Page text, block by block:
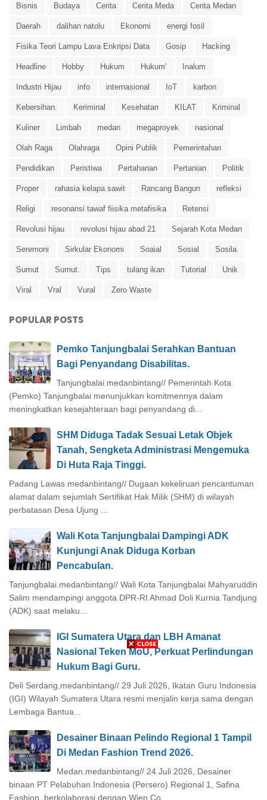
Bisnis Budaya Cerita Cerita Meda Cerita Medan
Daerah dalihan natolu Ekonomi energi fosil
Fisika Teori Lampu Lava Enkripsi Data Gosip Hacking
Headline Hobby Hukum Hukum' Inalum
Industri Hijau info internasional IoT karbon
Kebersihan. Keriminal Kesehatan KILAT Kriminal
Kuliner Limbah medan megaproyek nasional
Olah Raga Olahraga Opini Publik Pemerintahan
Pendidikan Peristiwa Pertahanan Pertanian Politik
Proper rahasia kelapa sawit Rancang Bangun refleksi
Religi resonansi tawaf fiisika metafisika Retensi
Revolusi hijau revolusi hijau abad 21 Sejarah Kota Medan
Seremoni Sirkular Ekonomi Soaial Sosial Sosila
Sumut Sumut. Tips tulang ikan Tutorial Unik
Viral Vral Vural Zero Waste
POPULAR POSTS
Pemko Tanjungbalai Serahkan Bantuan
Bagi Penyandang Disabilitas.
Tanjungbalai.medanbintang// Pemerintah Kota
(Pemko) Tanjungbalai menunjukkan komitmennya dalam
meningkatkan kesejahteraan bagi penyandang di...
SHM Diduga Tadak Sesuai Letak Objek
Tanah, Sengketa Administrasi Mengemuka
Di Huta Raja Tinggi.
Padang Lawas.medanbintang// Dugaan kekeliruan pencantuman
alamat dalam sejumlah Sertifikat Hak Milik (SHM) di wilayah
perbatasan Desa Ujung ...
Wali Kota Tanjungbalai Dampingi ADK
Kunjungi Anak Diduga Korban
Pencabulan.
Tanjungbalai.medanbintang// Wali Kota Tanjungbalai Mahyaruddin
Salim mendampingi anggota DPR-RI Ahmad Doli Kurnia Tandjung
(ADK) saat melaku...
IGI Sumatera Utara dan LBH Amanat
Nasional Teken MoU, Perkuat Perlindungan
Hukum Bagi Guru.
Deli Serdang,medanbintang// 29 Juli 2026, Ikatan Guru Indonesia
(IGI) Wilayah Sumatera Utara resmi menjalin kerja sama dengan
Lembaga Bantua...
Desainer Binaan Pelindo Regional 1 Tampil
Di Medan Fashion Trend 2026.
Medan.medanbintang// 24 Juli 2026, Desainer
binaan PT Pelabuhan Indonesia (Persero) Regional 1, Safina
Fashion, berkolaborasi dengan Wien Co...